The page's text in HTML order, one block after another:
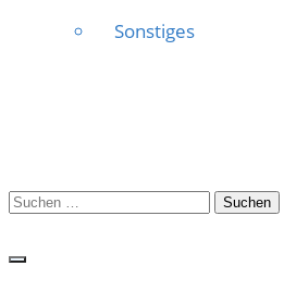
Sonstiges
Suchen